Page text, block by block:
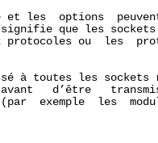
et les  options
que les
protocoles ou  les
à toutes les sockets
d’être
exemple  les